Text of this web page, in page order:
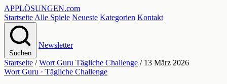
APPLÖSUNGEN.com
Startseite Alle Spiele Neueste Kategorien Kontakt
Suchen
Newsletter
Startseite / Wort Guru Tägliche Challenge / 13 März 2026
Wort Guru · Tägliche Challenge